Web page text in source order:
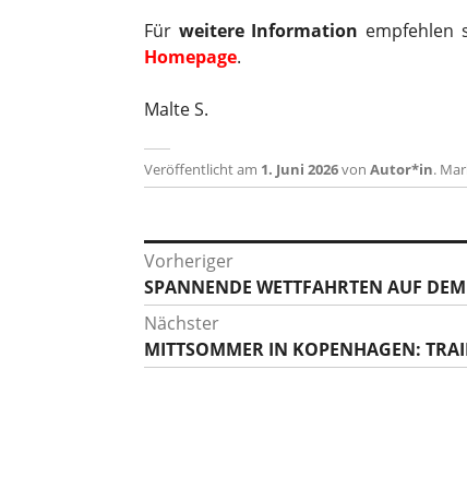
Für weitere Information empfehlen
Homepage.
Malte S.
Veröffentlicht am 1. Juni 2026von Autor*in.
Beitragsnavigation
Vorheriger
Vorheriger
Beitrag:
SPANNENDE WETTFAHRTEN AUF
Nächster
Nächster
Beitrag:
MITTSOMMER IN KOPENHAGEN: